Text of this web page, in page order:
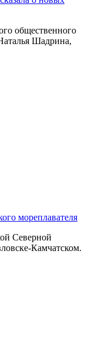
общественного
Шадрина,
мореплавателя
Северной
Камчатском.